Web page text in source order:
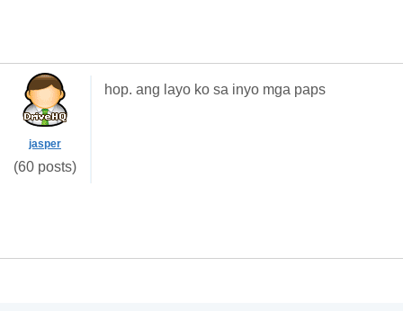
jasper
(60 posts)
hop. ang layo ko sa inyo mga paps